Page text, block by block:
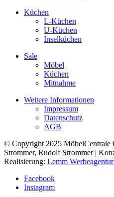
Küchen
L-Küchen
U-Küchen
Inselküchen
Sale
Möbel
Küchen
Mitnahme
Weitere Informationen
Impressum
Datenschutz
AGB
© Copyright 2025 MöbelCentrale
Strommer, Rudolf Strommer |
Realisierung: Lemm
Facebook
Instagram